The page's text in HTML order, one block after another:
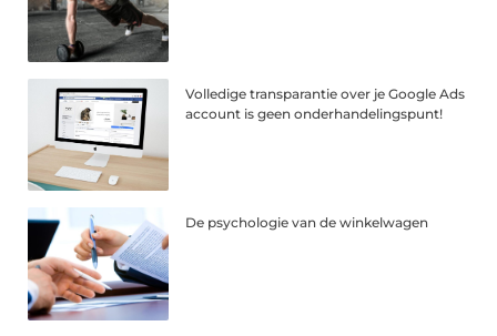
Volledige transparantie over je Google Ads
account is geen onderhandelingspunt!
De psychologie van de winkelwagen